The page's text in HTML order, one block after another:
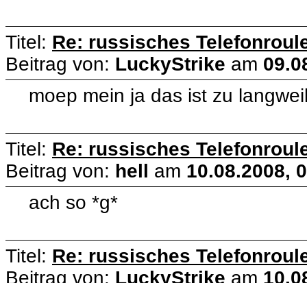
Titel: Re: russisches
Beitrag von: LuckyStrike am
moep mein ja das ist zu
Titel: Re: russisches
Beitrag von: hell am 10.08.2008,
ach so *g*
Titel: Re: russisches
Beitrag von: LuckyStrike am